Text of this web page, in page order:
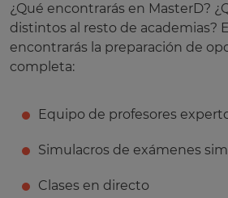
¿Qué encontrarás en MasterD?
distintos al resto de academias?
encontrarás la preparación de
completa:
Equipo de profesores
Simulacros de exámenes
Clases en directo